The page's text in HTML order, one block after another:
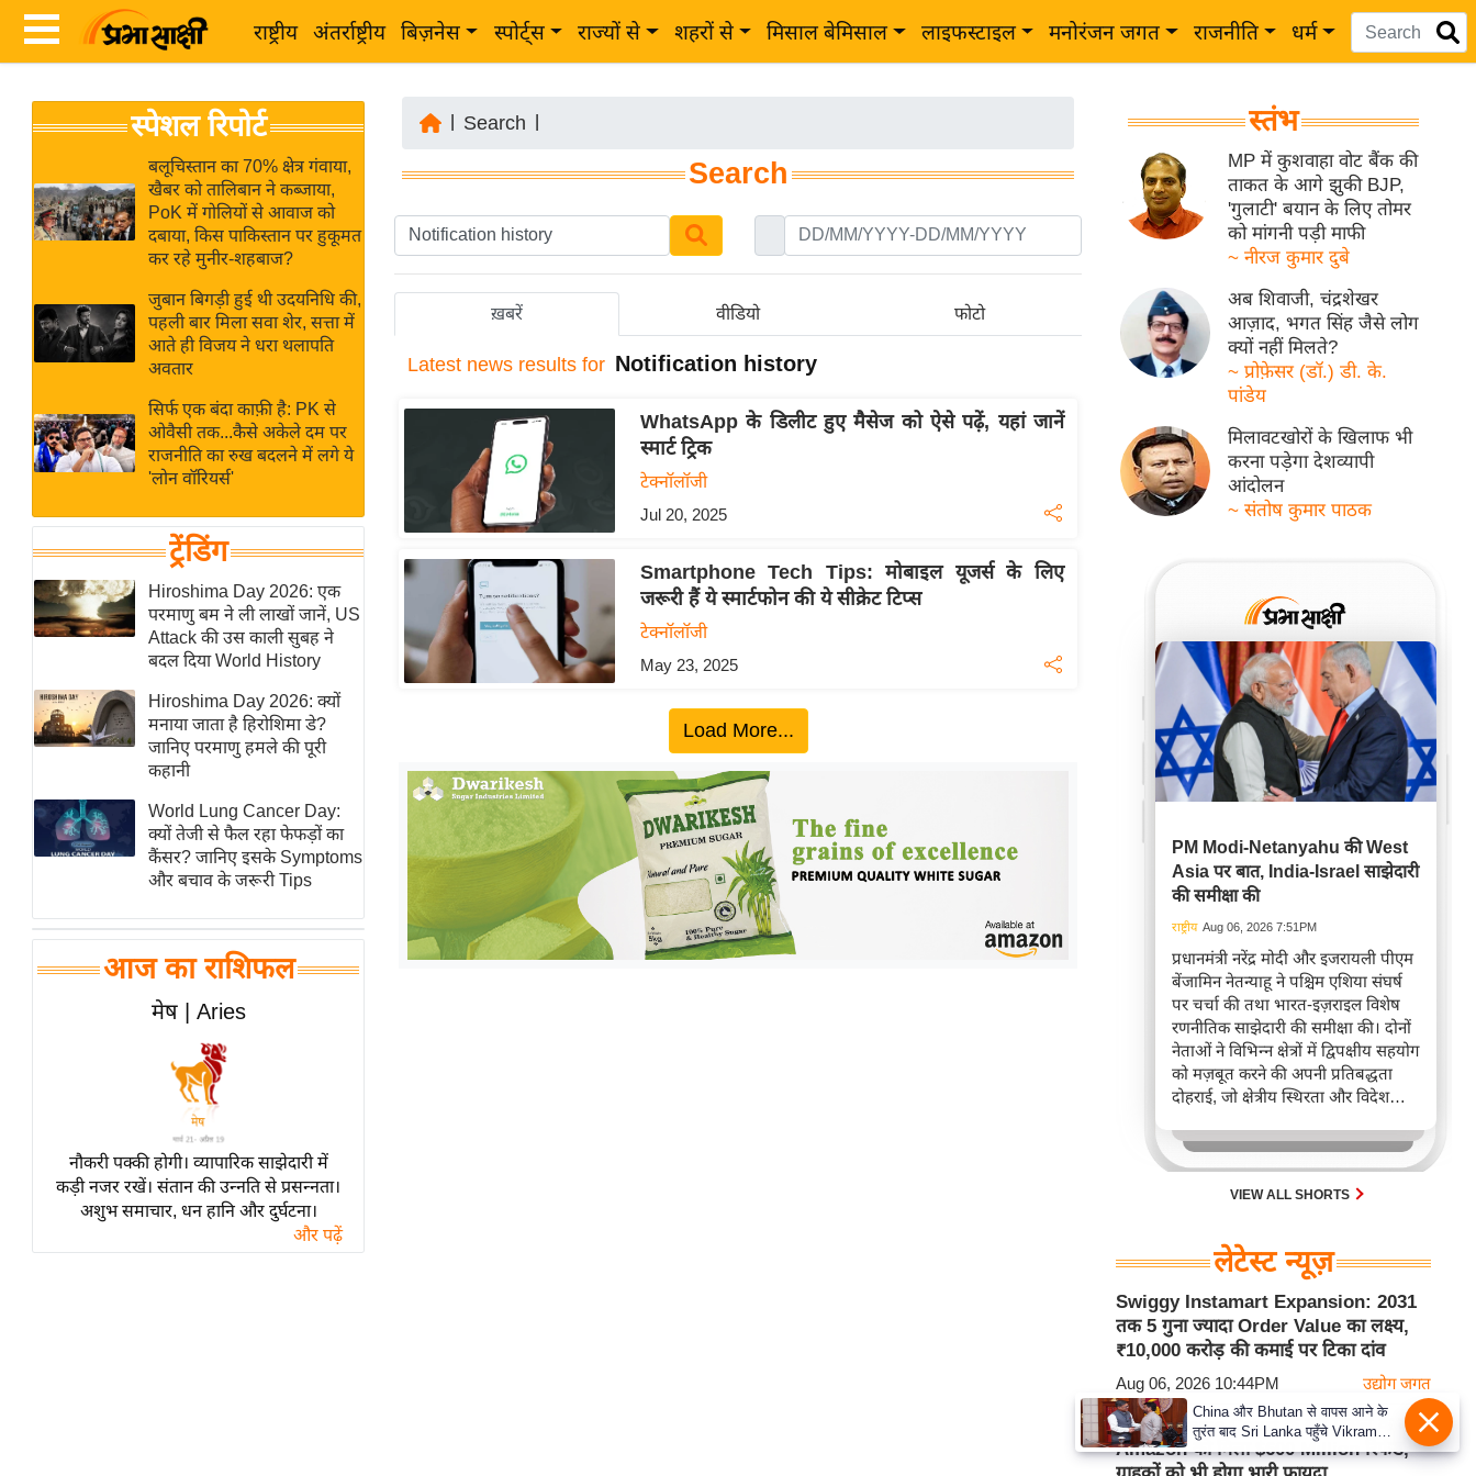
राष्ट्रीय अंतर्राष्ट्रीय बिज़नेस स्पोर्ट्स राज्यों से शहरों से मिसाल बेमिसाल लाइफस्टाइल मनोरंजन जगत राजनीति धर्म
News
Hindi
Hindi
Live
News in
Hindi
News
Hindi
Videos
ब
र
अंतर्राष्ट्रीय
बिज़नेस
उद्योग
विशेषज्ञ
राय
खेल
क्रिकेट
IPL
2026
ई-पेपर
मिसाल बेमिसाल
शख्सियत
यंग इंडिया
साहित्य जगत
ऑटो वर्ल्ड
मनोरंजन जगत
बॉलीवुड
हॉलीवुड
Breaking
लाइफस्टाइल
टेक्नॉलॉजी
ब्यूटी/फैशन
स्पेशल रिपोर्ट
बलूचिस्तान का 70% क्षेत्र गंवाया,
खैबर को तालिबान ने कब्जाया,
PoK में गोलियों से आवाज को
दबाया, किस पाकिस्तान पर हुकूमत
कर रहे मुनीर-शहबाज?
जुबान बिगड़ी हुई थी उदयनिधि की,
पहली बार मिला सवा शेर, सत्ता में
आते ही विजय ने धरा थलापति
अवतार
सिर्फ एक बंदा काफ़ी है: PK से
ओवैसी तक...कैसे अकेले दम पर
राजनीति का रुख बदलने में लगे ये
'लोन वॉरियर्स'
ट्रेंडिंग
Hiroshima Day 2026: एक
परमाणु बम ने ली लाखों जानें, US
Attack की उस काली सुबह ने
बदल दिया World History
Hiroshima Day 2026: क्यों
मनाया जाता है हिरोशिमा डे?
जानिए परमाणु हमले की पूरी
कहानी
World Lung Cancer Day:
क्यों तेजी से फैल रहा फेफड़ों का
कैंसर? जानिए इसके Symptoms
और बचाव के जरूरी Tips
आज का राशिफल
मेष | Aries
नौकरी पक्की होगी। व्यापारिक साझेदारी में
कड़ी नजर रखें। संतान की उन्नति से प्रसन्नता।
अशुभ समाचार, धन हानि और दुर्घटना।
और पढ़ें
Search
Search
ख़बरें वीडियो फोटो
Latest news results for Notification history
WhatsApp के डिलीट हुए मैसेज को ऐसे पढ़ें, यहां जानें
स्मार्ट ट्रिक
टेक्नॉलॉजी
Jul 20, 2025
Smartphone Tech Tips: मोबाइल यूजर्स के लिए
जरूरी हैं ये स्मार्टफोन की ये सीक्रेट टिप्स
टेक्नॉलॉजी
May 23, 2025
Load More...
स्तंभ
MP में कुशवाहा वोट बैंक की
ताकत के आगे झुकी BJP,
'गुलाटी' बयान के लिए तोमर
को मांगनी पड़ी माफी
~ नीरज कुमार दुबे
अब शिवाजी, चंद्रशेखर
आज़ाद, भगत सिंह जैसे लोग
क्यों नहीं मिलते?
~ प्रोफ़ेसर (डॉ.) डी. के.
पांडेय
मिलावटखोरों के खिलाफ भी
करना पड़ेगा देशव्यापी
आंदोलन
~ संतोष कुमार पाठक
PM Modi-Netanyahu की West
Asia पर बात, India-Israel साझेदारी
की समीक्षा की
राष्ट्रीय Aug 06, 2026 7:51PM
प्रधानमंत्री नरेंद्र मोदी और इजरायली पीएम
बेंजामिन नेतन्याहू ने पश्चिम एशिया संघर्ष
पर चर्चा की तथा भारत-इज़राइल विशेष
रणनीतिक साझेदारी की समीक्षा की। दोनों
नेताओं ने विभिन्न क्षेत्रों में द्विपक्षीय सहयोग
को मज़बूत करने की अपनी प्रतिबद्धता
दोहराई, जो क्षेत्रीय स्थिरता और विदेश
करता है।
VIEW ALL SHORTS
लेटेस्ट न्यूज़
Swiggy Instamart Expansion: 2031
तक 5 गुना ज्यादा Order Value का लक्ष्य,
₹10,000 करोड़ की कमाई पर टिका दांव
Aug 06, 2026 10:44PM उद्योग जगत
US Supreme Court के बड़े फैसले के बाद
Amazon को मिला $600 Million रिफंड,
China और Bhutan से वापस आने के
तुरंत बाद Sri Lanka पहुँचे Vikram
Misri, भारत के जबरदस्त दाँव से दुनिया
हुई हैरान